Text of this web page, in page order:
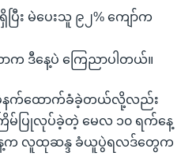
း မဲပေးသူ ၉၂% ကျော်က
ဒီနေ့ပဲ ကြေညာပါတယ်။
နက်ထောက်ခံခဲ့တယ်လို့လည်း
မ်ပြုလုပ်ခဲ့တဲ့ မေလ ၁၀ ရက်နေ့
က လူထုဆန္ဒ ခံယူပွဲရလဒ်တွေက